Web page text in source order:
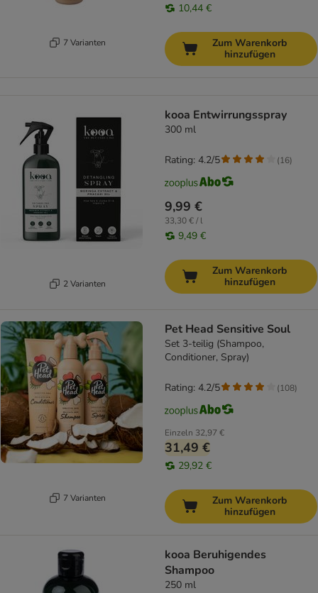
7 Varianten
10,44 €
Zum Warenkorb
hinzufügen
2 Varianten
kooa Entwirrungsspray
300 ml
9,99 €
33,30 € / l
9,49 €
Rating: 4.2/5 (16)
Zum Warenkorb
hinzufügen
7 Varianten
Pet Head Sensitive Soul
Set 3-teilig (Shampoo,
Conditioner, Spray)
Einzeln 32,97 €
31,49 €
29,92 €
Rating: 4.2/5 (108)
Zum Warenkorb
hinzufügen
kooa Beruhigendes
Shampoo
250 ml